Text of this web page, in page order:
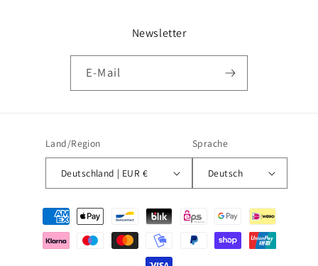
Newsletter
E-Mail
Land/Region
Deutschland | EUR €
Sprache
Deutsch
Zahlungsmethoden